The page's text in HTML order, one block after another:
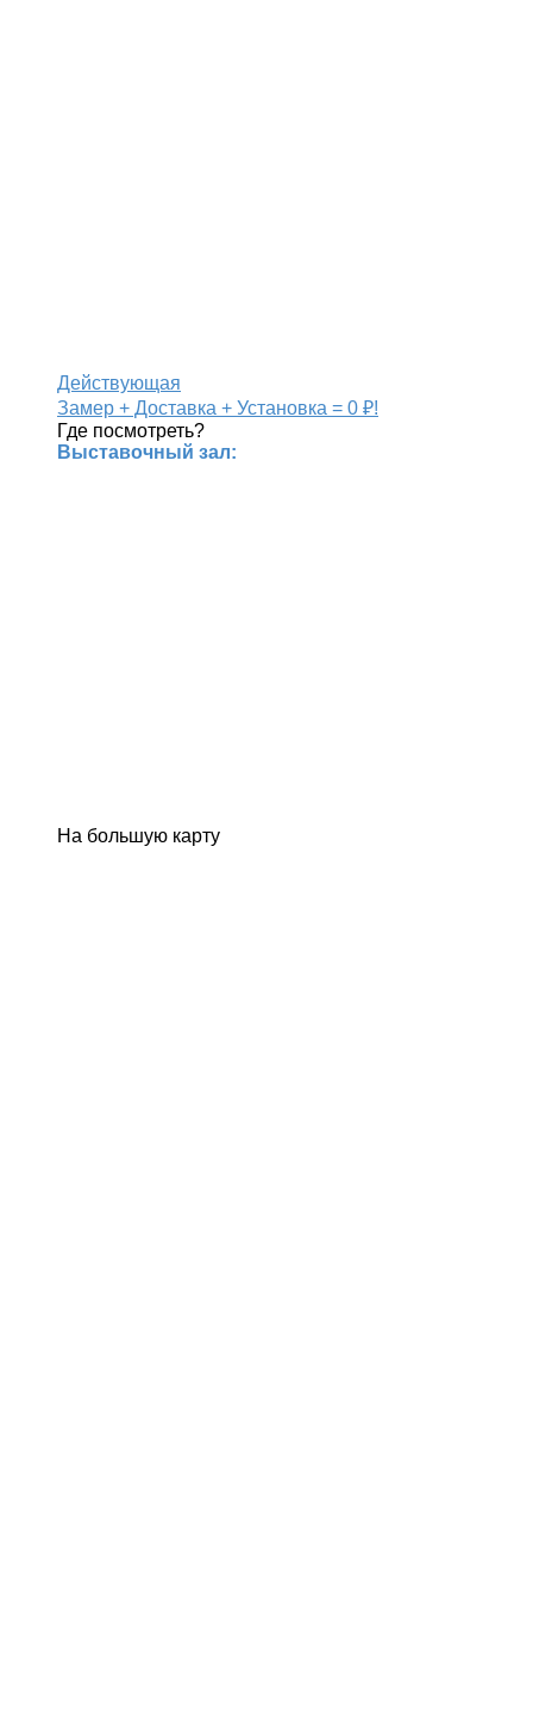
Действующая
Замер + Доставка + Установка = 0 ₽!
Где посмотреть?
Выставочный зал:
На большую карту